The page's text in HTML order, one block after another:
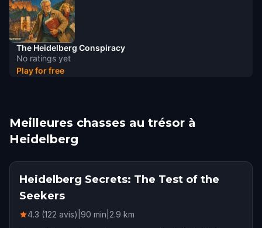
No ratings yet
The Heidelberg Conspiracy
Play for free
Meilleures chasses au trésor à
Heidelberg
Heidelberg Secrets: The Test of the
Seekers
4.3 (122 avis) 90 min 2.9 km